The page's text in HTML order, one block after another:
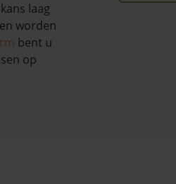
laag
worden
bent u
op